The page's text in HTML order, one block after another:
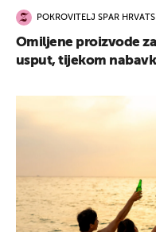
POKROVITELJ SPAR
Omiljene proizvode
usput, tijekom